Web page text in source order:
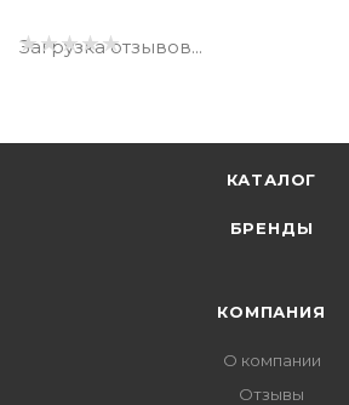
Загрузка отзывов...
КАТАЛОГ
БРЕНДЫ
КОМПАНИЯ
О компании
Отзывы